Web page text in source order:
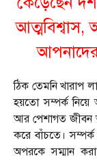
ঠিক তেমনি খারাপ
হয়তো সম্পর্ক নিয়ে
আর পেশাগত জীবন
করে বাঁচতে।
অপরকে সম্মান